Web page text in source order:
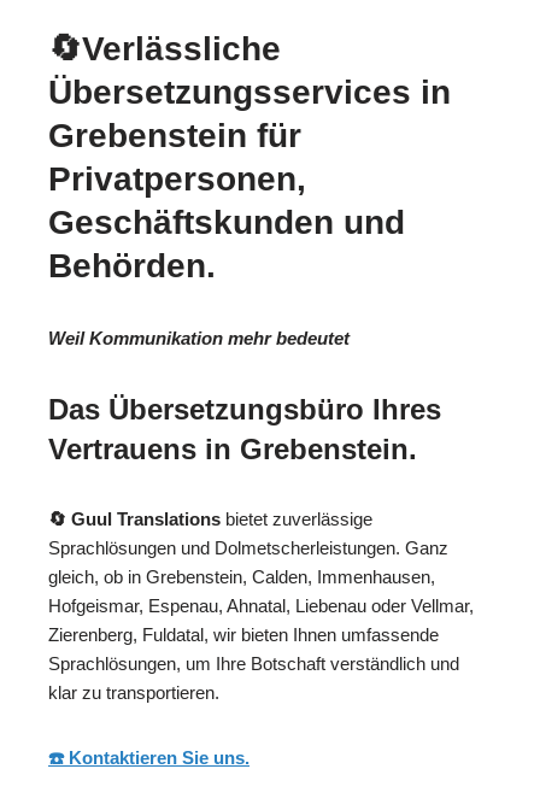
🔄Verlässliche
Übersetzungsservices in
Grebenstein für
Privatpersonen,
Geschäftskunden und
Behörden.
Weil Kommunikation mehr bedeutet
Das Übersetzungsbüro Ihres
Vertrauens in Grebenstein.
🔄 Guul Translations bietet zuverlässige
Sprachlösungen und Dolmetscherleistungen. Ganz
gleich, ob in Grebenstein, Calden, Immenhausen,
Hofgeismar, Espenau, Ahnatal, Liebenau oder Vellmar,
Zierenberg, Fuldatal, wir bieten Ihnen umfassende
Sprachlösungen, um Ihre Botschaft verständlich und
klar zu transportieren.
☎️ Kontaktieren Sie uns.